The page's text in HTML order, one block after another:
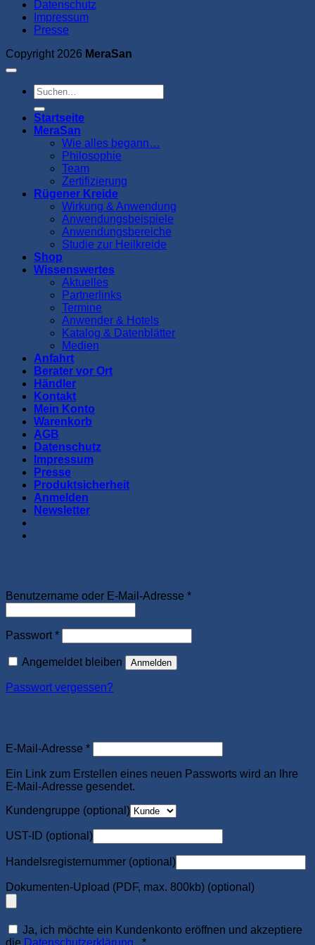
Datenschutz
Impressum
Presse
Copyright 2026 MeraSan
Suchen
nach:
Startseite
MeraSan
Wie alles begann…
Philosophie
Team
Zertifizierung
Rügener Kreide
Wirkung & Anwendung
Anwendungsbeispiele
Anwendungsbereiche
Studie zur Heilkreide
Shop
Wissenswertes
Aktuelles
Partnerlinks
Termine
Anwender & Hotels
Katalog & Datenblätter
Medien
Anfahrt
Berater vor Ort
Händler
Kontakt
Mein Konto
Warenkorb
AGB
Datenschutz
Impressum
Presse
Produktsicherheit
Anmelden
Newsletter
Benutzername oder E-Mail-Adresse *Erforderlich
Passwort *Erforderlich
Angemeldet bleiben Anmelden
Passwort vergessen?
E-Mail-Adresse *Erforderlich
Ein Link zum Erstellen eines neuen Passworts wird an Ihre
E-Mail-Adresse gesendet.
Kundengruppe (optional)
UST-ID (optional)
Handelsregisternummer (optional)
Dokumenten-Upload (PDF, max. 800kb) (optional)
Ja, ich möchte ein Kundenkonto eröffnen und akzeptiere
die Datenschutzerklärung *Erforderlich